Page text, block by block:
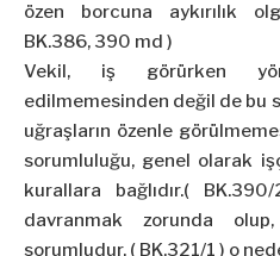
özen borcuna aykırılık
BK.386, 390 md )
Vekil, iş görürken
edilmemesinden değil de bu
uğraşların özenle
sorumluluğu, genel olarak
kurallara bağlıdır.(
davranmak zorunda
sorumludur. ( BK.321/1 ) o